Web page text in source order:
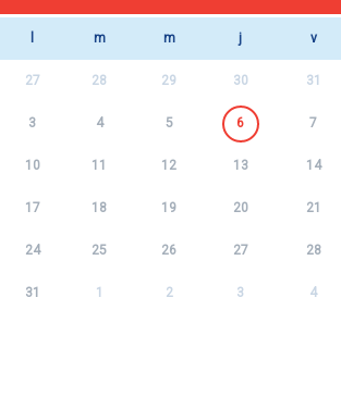
m m j v
27 28 29 30 31
3 4 5 6 7
10 11 12 13 14
17 18 19 20 21
24 25 26 27 28
31 1 2 3 4